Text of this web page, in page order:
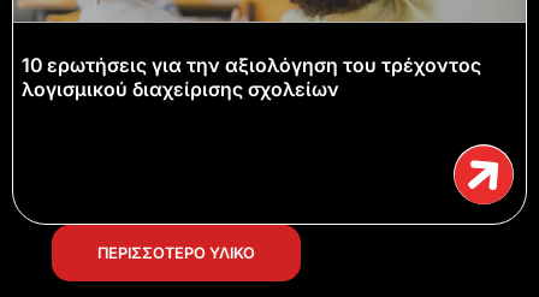
10 ερωτήσεις για την αξιολόγηση του τρέχοντος
λογισμικού διαχείρισης σχολείων
ΠΕΡΙΣΣΟΤΕΡΟ ΥΛΙΚΟ